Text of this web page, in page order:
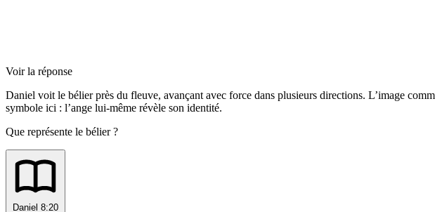
Voir la réponse
Daniel voit le bélier près du fleuve, avançant avec force dans plusieurs directions. L’image
symbole ici : l’ange lui-même révèle son identité.
Que représente le bélier ?
Daniel 8:20